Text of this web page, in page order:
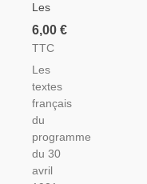
Les
Textes
Français
Programme
Classe
De 6e,
Calvet Et
Lamy,
1934 -
Prosateurs,
6,00 €
TTC
Les
textes
français
du
programme
du 30
avril